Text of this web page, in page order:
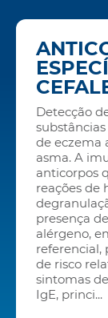
Detecção
de eczema
asma. A
anticorpos
reações de
presença
alérgeno,
referencial,
de risco
sintomas
IgE, princi...